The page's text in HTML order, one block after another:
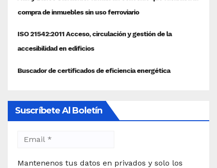
Suscríbete Al Boletín
Mantenenos tus datos en privados y solo los